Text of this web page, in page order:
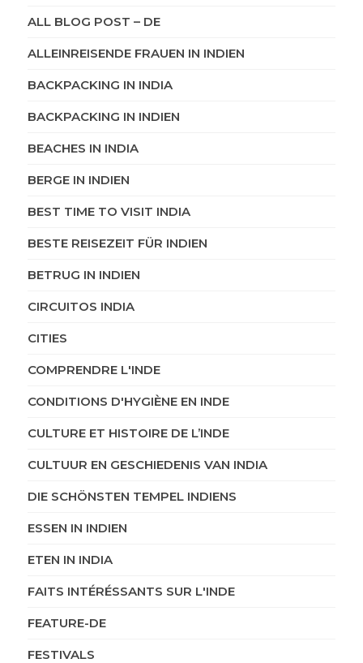
ALL BLOG POST – DE
ALLEINREISENDE FRAUEN IN INDIEN
BACKPACKING IN INDIA
BACKPACKING IN INDIEN
BEACHES IN INDIA
BERGE IN INDIEN
BEST TIME TO VISIT INDIA
BESTE REISEZEIT FÜR INDIEN
BETRUG IN INDIEN
CIRCUITOS INDIA
CITIES
COMPRENDRE L'INDE
CONDITIONS D'HYGIÈNE EN INDE
CULTURE ET HISTOIRE DE L’INDE
CULTUUR EN GESCHIEDENIS VAN INDIA
DIE SCHÖNSTEN TEMPEL INDIENS
ESSEN IN INDIEN
ETEN IN INDIA
FAITS INTÉRÉSSANTS SUR L'INDE
FEATURE-DE
FESTIVALS